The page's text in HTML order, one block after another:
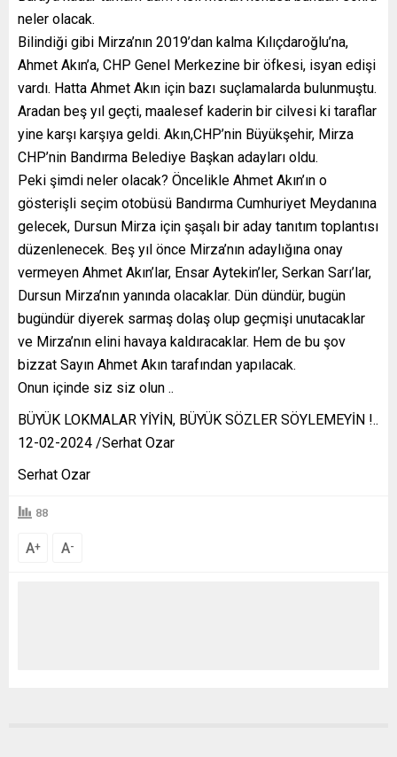
neler olacak.
Bilindiği gibi Mirza’nın 2019’dan kalma Kılıçdaroğlu’na,
Ahmet Akın’a, CHP Genel Merkezine bir öfkesi, isyan edişi
vardı. Hatta Ahmet Akın için bazı suçlamalarda bulunmuştu.
Aradan beş yıl geçti, maalesef kaderin bir cilvesi ki taraflar
yine karşı karşıya geldi. Akın,CHP’nin Büyükşehir, Mirza
CHP’nin Bandırma Belediye Başkan adayları oldu.
Peki şimdi neler olacak? Öncelikle Ahmet Akın’ın o
gösterişli seçim otobüsü Bandırma Cumhuriyet Meydanına
gelecek, Dursun Mirza için şaşalı bir aday tanıtım toplantısı
düzenlenecek. Beş yıl önce Mirza’nın adaylığına onay
vermeyen Ahmet Akın’lar, Ensar Aytekin’ler, Serkan Sarı’lar,
Dursun Mirza’nın yanında olacaklar. Dün dündür, bugün
bugündür diyerek sarmaş dolaş olup geçmişi unutacaklar
ve Mirza’nın elini havaya kaldıracaklar. Hem de bu şov
bizzat Sayın Ahmet Akın tarafından yapılacak.
Onun içinde siz siz olun ..
BÜYÜK LOKMALAR YİYİN, BÜYÜK SÖZLER SÖYLEMEYİN !..
12-02-2024 /Serhat Ozar
Serhat Ozar
88
A+ A-